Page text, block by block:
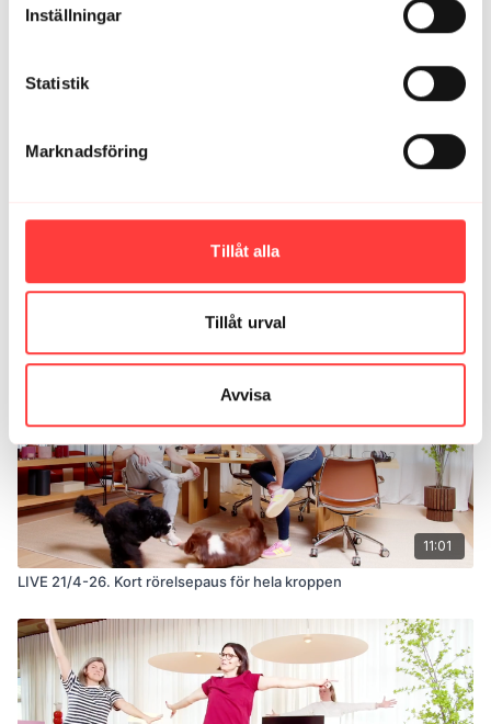
Inställningar
Statistik
Marknadsföring
Tillåt alla
Tillåt urval
Avvisa
11:01
LIVE 21/4-26. Kort rörelsepaus för hela kroppen